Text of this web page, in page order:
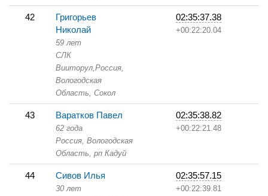
42
Григорьев
Николай
59 лет
СЛК
Вииторул,Россия,
Вологодская
Область, Сокол
02:35:37.38
+00:22:20.04
43 Варатков Павел
62 года
Россия, Вологодская
Область, рп Кадуй
02:35:38.82
+00:22:21.48
44 Сивов Илья
30 лет
02:35:57.15
+00:22:39.81